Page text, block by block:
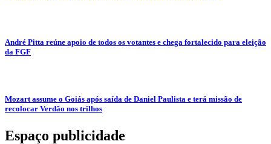
André Pitta reúne apoio de todos os votantes e chega fortalecido para eleição
da FGF
Mozart assume o Goiás após saída de Daniel Paulista e terá missão de
recolocar Verdão nos trilhos
Espaço publicidade